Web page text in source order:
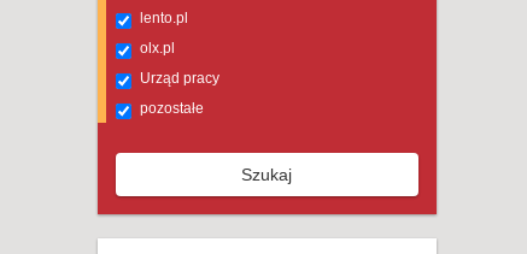
lento.pl
olx.pl
Urząd pracy
pozostałe
Szukaj